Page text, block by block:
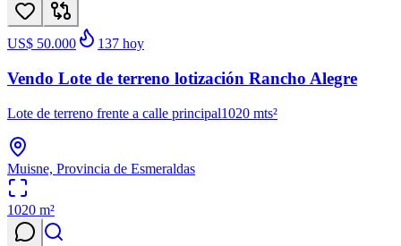
US$ 50.000 137 hoy
Vendo Lote de terreno lotización Rancho Alegre
Lote de terreno frente a calle principal1020 mts²
Muisne, Provincia de Esmeraldas
1020 m²